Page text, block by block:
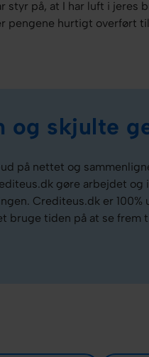
styr på, at I har luft i jeres
pengene hurtigt overført
og skjulte
på nettet og
gøre arbejdet
Crediteus.dk er
bruge tiden på at se